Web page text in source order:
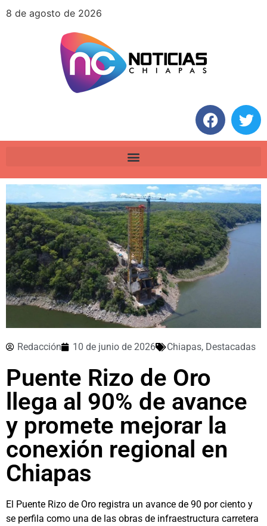
8 de agosto de 2026
Redacción 10 de junio de 2026 Chiapas, Destacadas
Puente Rizo de Oro
llega al 90% de avance
y promete mejorar la
conexión regional en
Chiapas
El Puente Rizo de Oro registra un avance de 90 por ciento y
se perfila como una de las obras de infraestructura carretera